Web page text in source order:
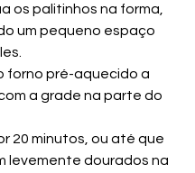
os palitinhos na forma,
um pequeno espaço
forno pré-aquecido a
com a grade na parte do
20 minutos, ou até que
levemente dourados na